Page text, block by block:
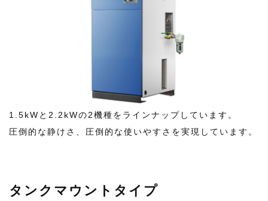
1.5kWと2.2kWの2機種をラインナップしています。
圧倒的な静けさ、圧倒的な使いやすさを実現しています。
タンクマウントタイプ